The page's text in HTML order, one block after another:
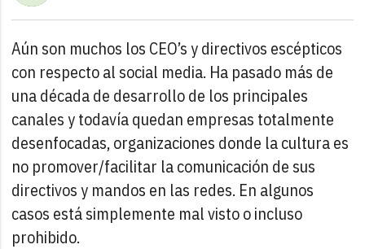
Aún son muchos los CEO’s y directivos escépticos
con respecto al social media. Ha pasado más de
una década de desarrollo de los principales
canales y todavía quedan empresas totalmente
desenfocadas, organizaciones donde la cultura es
no promover/facilitar la comunicación de sus
directivos y mandos en las redes. En algunos
casos está simplemente mal visto o incluso
prohibido.